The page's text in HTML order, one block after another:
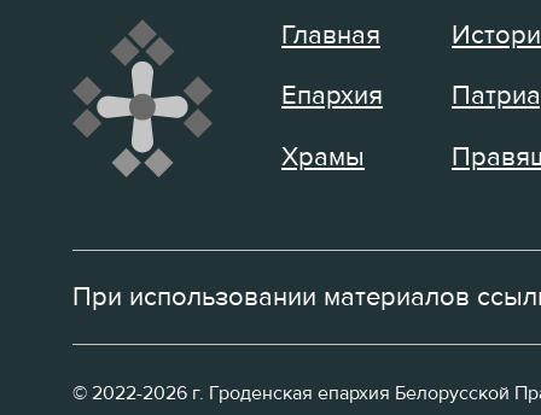
Главная
Епархия
Храмы
При использовании материалов
© 2022-2026 г. Гроденская епархия Белорусской